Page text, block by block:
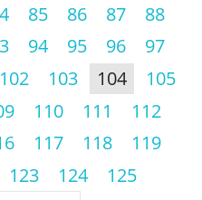
85 86 87
88
94 95 96
97
102 103 104
105
110 111
112
117 118
119
123 124
125